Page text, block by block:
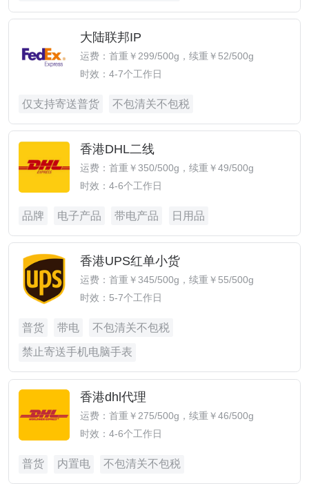
大陆联邦IP
运费：首重￥299/500g，续重￥52/500g
时效：4-7个工作日
仅支持寄送普货 不包清关不包税
香港DHL二线
运费：首重￥350/500g，续重￥49/500g
时效：4-6个工作日
品牌 电子产品 带电产品 日用品
香港UPS红单小货
运费：首重￥345/500g，续重￥55/500g
时效：5-7个工作日
普货 带电 不包清关不包税
禁止寄送手机电脑手表
香港dhl代理
运费：首重￥275/500g，续重￥46/500g
时效：4-6个工作日
普货 内置电 不包清关不包税